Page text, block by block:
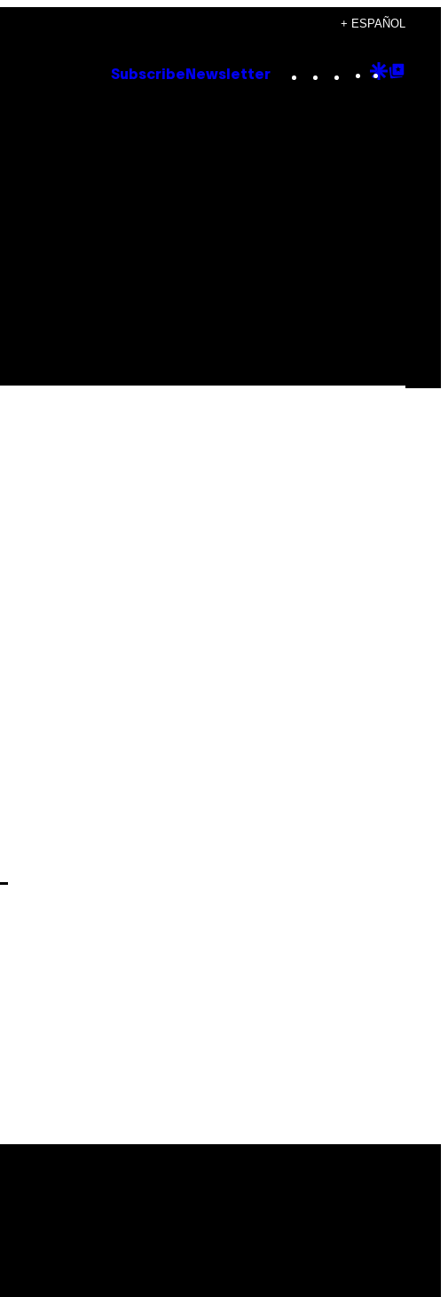
+ ESPAÑOL
Subscribe Newsletter Instagram
TikTok
YouTube
Google